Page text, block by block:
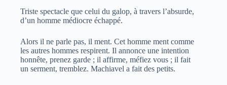
Triste spectacle que celui du galop, à travers l’absurde,
d’un homme médiocre échappé.
Alors il ne parle pas, il ment. Cet homme ment comme
les autres hommes respirent. Il annonce une intention
honnête, prenez garde ; il affirme, méfiez vous ; il fait
un serment, tremblez. Machiavel a fait des petits.